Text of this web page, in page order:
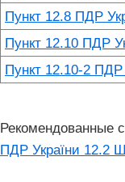
Пункт 12.8 ПДР
Пункт 12.10 ПДР
Пункт 12.10-2 ПДР
Рекомендованные
ПДР України 12.2